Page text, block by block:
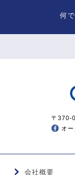
何
〒370-
オ
会社概要